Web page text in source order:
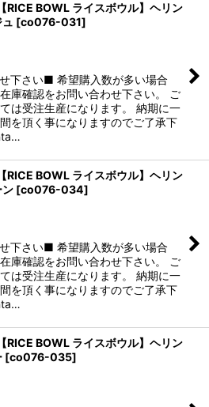
絞り込む
RICE BOWL ライスボウル】ヘリン
[co076-031]
下さい■ 希望購入数が多い場合
庫確認をお問い合わせ下さい。 ご
は受注生産になります。 納期に一
を頂く事になりますのでご了承下
RICE BOWL ライスボウル】ヘリン
ン [co076-034]
下さい■ 希望購入数が多い場合
庫確認をお問い合わせ下さい。 ご
は受注生産になります。 納期に一
を頂く事になりますのでご了承下
RICE BOWL ライスボウル】ヘリン
[co076-035]